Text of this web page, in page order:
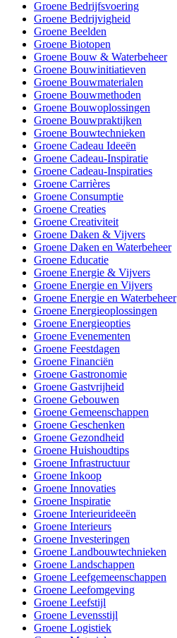
Groene Bedrijfsvoering
Groene Bedrijvigheid
Groene Beelden
Groene Biotopen
Groene Bouw & Waterbeheer
Groene Bouwinitiatieven
Groene Bouwmaterialen
Groene Bouwmethoden
Groene Bouwoplossingen
Groene Bouwpraktijken
Groene Bouwtechnieken
Groene Cadeau Ideeën
Groene Cadeau-Inspiratie
Groene Cadeau-Inspiraties
Groene Carrières
Groene Consumptie
Groene Creaties
Groene Creativiteit
Groene Daken & Vijvers
Groene Daken en Waterbeheer
Groene Educatie
Groene Energie & Vijvers
Groene Energie en Vijvers
Groene Energie en Waterbeheer
Groene Energieoplossingen
Groene Energieopties
Groene Evenementen
Groene Feestdagen
Groene Financiën
Groene Gastronomie
Groene Gastvrijheid
Groene Gebouwen
Groene Gemeenschappen
Groene Geschenken
Groene Gezondheid
Groene Huishoudtips
Groene Infrastructuur
Groene Inkoop
Groene Innovaties
Groene Inspiratie
Groene Interieurideeën
Groene Interieurs
Groene Investeringen
Groene Landbouwtechnieken
Groene Landschappen
Groene Leefgemeenschappen
Groene Leefomgeving
Groene Leefstijl
Groene Levensstijl
Groene Logistiek